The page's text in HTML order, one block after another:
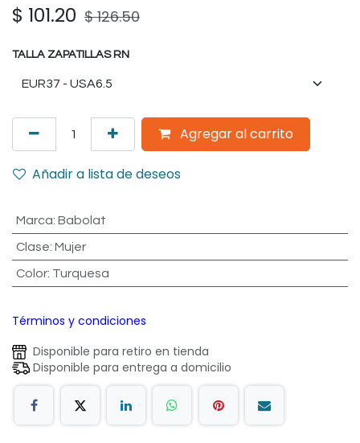
$ 101.20 $126.50
TALLA ZAPATILLAS RN
Agregar al carrito
Añadir a lista de deseos
Marca: Babolat
Clase: Mujer
Color: Turquesa
Términos y condiciones
Disponible para retiro en tienda
Disponible para entrega a domicilio